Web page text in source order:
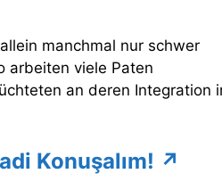
manchmal nur schwer
arbeiten viele Paten
an deren Integration
Konuşalım! ↗